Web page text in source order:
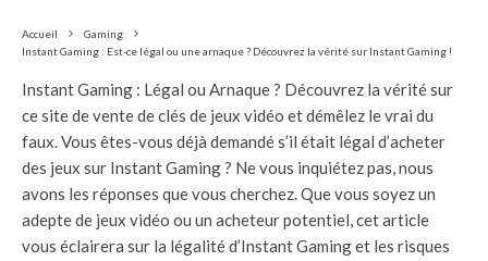
Accueil
Gaming
Instant Gaming : Est-ce légal ou une arnaque ? Découvrez la vérité sur Instant Gaming !
Instant Gaming : Légal ou Arnaque ? Découvrez la vérité sur
ce site de vente de clés de jeux vidéo et démêlez le vrai du
faux. Vous êtes-vous déjà demandé s’il était légal d’acheter
des jeux sur Instant Gaming ? Ne vous inquiétez pas, nous
avons les réponses que vous cherchez. Que vous soyez un
adepte de jeux vidéo ou un acheteur potentiel, cet article
vous éclairera sur la légalité d’Instant Gaming et les risques